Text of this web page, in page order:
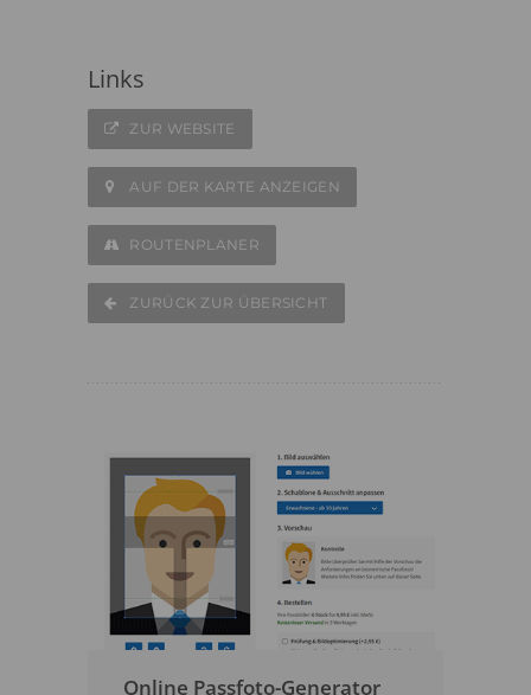
Links
ZUR WEBSITE
AUF DER KARTE ANZEIGEN
ROUTENPLANER
ZURÜCK ZUR ÜBERSICHT
Online Passfoto-Generator